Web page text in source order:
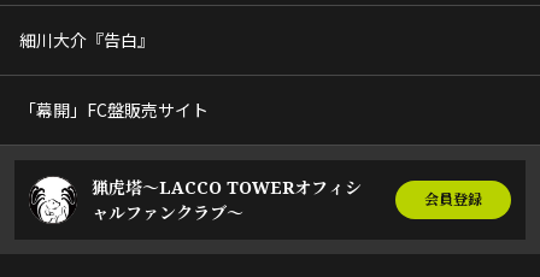
細川大介『告白』
「幕開」FC盤販売サイト
猟虎塔～LACCO TOWERオフィシ
ャルファンクラブ～
会員登録